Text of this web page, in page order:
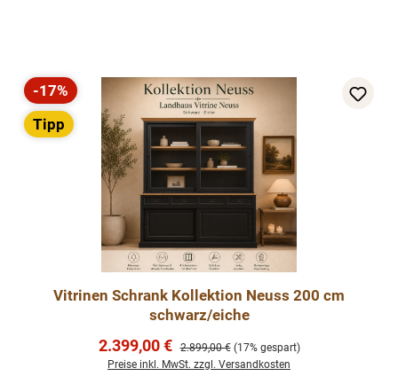
Rabatt
-17%
Tipp
Vitrinen Schrank Kollektion Neuss 200 cm
schwarz/eiche
Verkaufspreis:
2.399,00 € Regulärer Preis:
2.899,00 € (17% gespart)
Preise inkl. MwSt. zzgl. Versandkosten